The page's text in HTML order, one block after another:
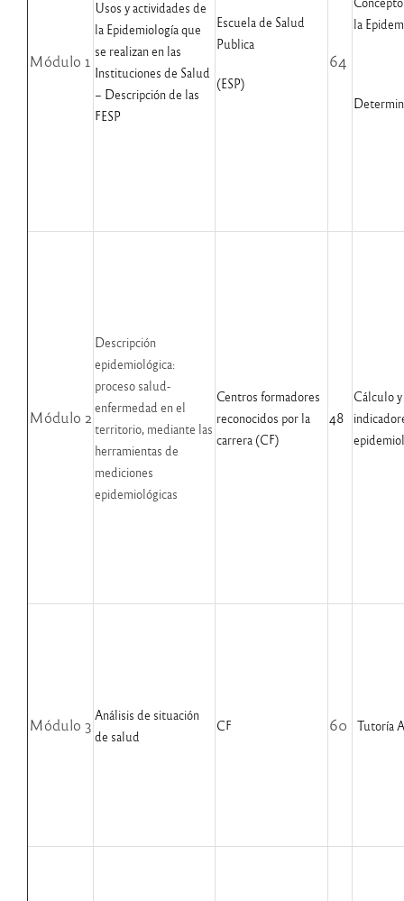
Módulo 1
Usos y actividades de
la Epidemiología que
se realizan en las
Instituciones de Salud
– Descripción de las
FESP
Escuela de Salud
Publica
(ESP)
64
la
Módulo 2
Descripción
epidemiológica:
proceso salud-
enfermedad en el
territorio, mediante las
herramientas de
mediciones
epidemiológicas
Centros formadores
reconocidos por la
carrera (CF)
48
Cálculo
Módulo 3
Análisis de situación
de salud
CF 60 Tutoría